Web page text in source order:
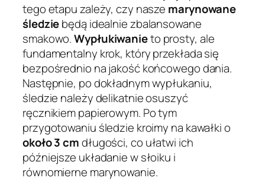
tego etapu zależy, czy nasze marynowane
śledziebędą idealnie zbalansowane
smakowo.Wypłukiwanieto prosty, ale
fundamentalny krok, który przekłada się
bezpośrednio na jakość końcowego dania.
Następnie, po dokładnym wypłukaniu,
śledzie należy delikatnie osuszyć
ręcznikiem papierowym. Po tym
przygotowaniu śledzie kroimy na kawałki o
około 3 cmdługości, co ułatwi ich
późniejsze układanie w słoiku i
równomierne marynowanie.